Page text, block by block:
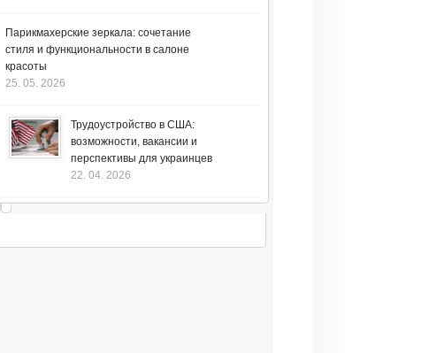
Парикмахерские зеркала: сочетание
стиля и функциональности в салоне
красоты
25. 05. 2026
Трудоустройство в США:
возможности, вакансии и
перспективы для украинцев
22. 04. 2026